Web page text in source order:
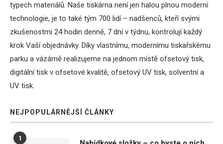
typech materiálů. Naše tiskárna není jen halou plnou moderní
technologie, je to také tým 700 lidí – nadšenců, kteří svými
zkušenostmi 24 hodin denně, 7 dní v týdnu, kontrolují každý
krok Vaší objednávky. Díky vlastnímu, modernímu tiskařskému
parku a vázárně realizujeme na jednom místě ofsetový tisk,
digitální tisk v ofsetové kvalitě, ofsetový UV tisk, solventní a
UV tisk.
NEJPOPULÁRNĚJŠÍ ČLÁNKY
1